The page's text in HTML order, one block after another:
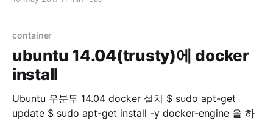
치를 해야하는 번거로움에 빠지게 됩니다. 이에 저의 고생
을 위해 AWS 서비스를 간단하게 정리했습니다.
EC2(Amazon
container
ubuntu 14.04(trusty)에 docker
install
Ubuntu 우분투 14.04 docker 설치 $ sudo apt-get
update $ sudo apt-get install -y docker-engine 을 하